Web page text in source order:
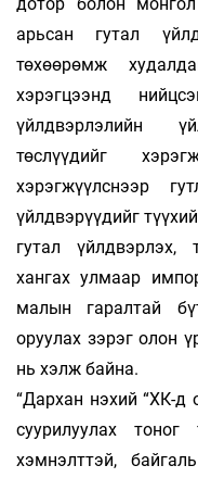
арьсан гутал
төхөөрөмж
хэрэгцээнд
үйлдвэрлэлийн
төслүүдийг
хэрэгжүүлснээр
үйлдвэрүүдийг
гутал үйлдвэрлэх,
хангах улмаар
малын гаралтай
оруулах зэрэг олон
нь хэлж байна.
“Дархан нэхий “ХК-д
суурилуулах
хэмнэлттэй,